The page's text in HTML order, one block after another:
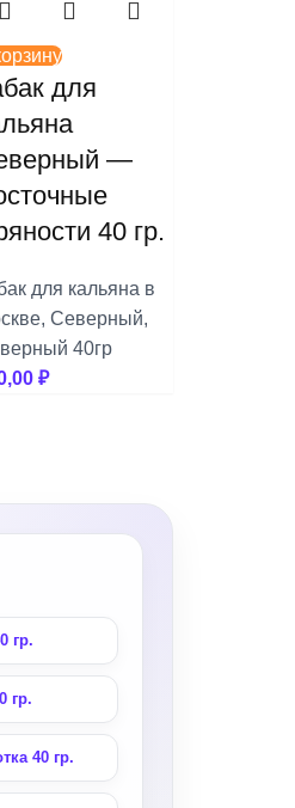
для
—
40 гр.
для кальяна в
, Северный,
40гр
₽
гр.
гр.
40 гр.